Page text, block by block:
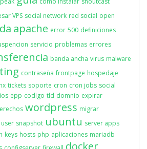
VPS social network red social open
apache error 500 definiciones
servicio problemas errores
banda ancha virus malware
contraseña frontpage hospedaje
tickets soporte cron cron jobs social
epp codigo tld domnio expirar
wordpress migrar
user snapshot ubuntu server apps
keys hosts php aplicaciones mariadb
docker